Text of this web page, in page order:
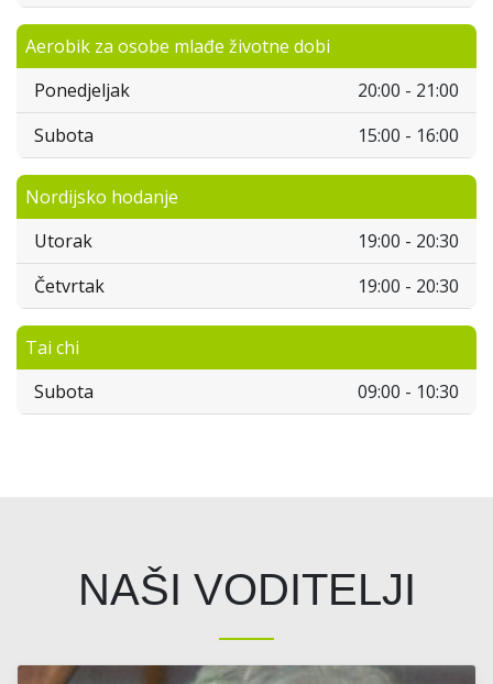
Aerobik za osobe mlađe životne dobi
Ponedjeljak
20:00 - 21:00
Subota
15:00 - 16:00
Nordijsko hodanje
Utorak
19:00 - 20:30
Četvrtak
19:00 - 20:30
Tai chi
Subota
09:00 - 10:30
NAŠI VODITELJI